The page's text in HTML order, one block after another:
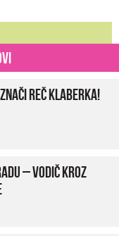
reč klaberka!
– vodič kroz